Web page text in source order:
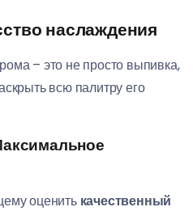
наслаждения
– это не просто выпивка,
всю палитру его
оценить качественный